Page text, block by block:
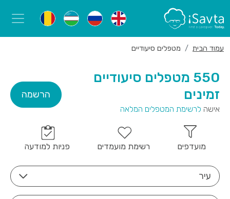
עמוד הבית מטפלים סיעודיים
550 מטפלים סיעודיים
זמינים
אישה לרשימת המטפלים המלאה
הרשמה
מועדפים רשימת מועמדים פניות למודעה
עיר